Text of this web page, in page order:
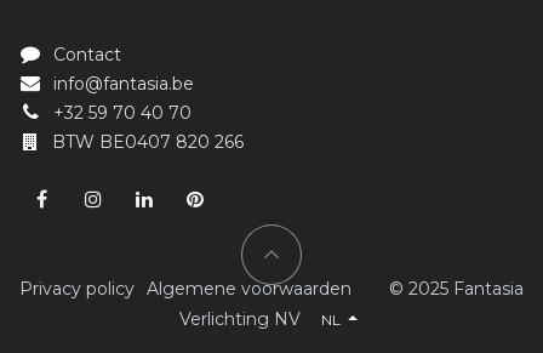
Contact
info@fantasia.be
+32 59 70 40 70
BTW BE0407 820 266
Privacy policy Algemene voorwaarden
​​​© 2025 Fantasia
Verlichting NV
NL